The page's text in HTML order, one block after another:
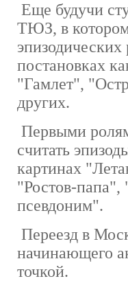
Еще будучи
ТЮЗ, в котором
эпизодических
постановках
"Гамлет",
других.
Первыми
считать
картинах
"Ростов-
псевдоним".
Переезд в
начинающего
точкой.